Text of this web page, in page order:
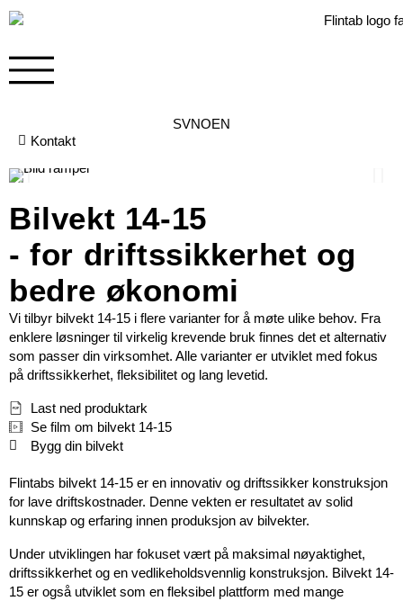
SVNOEN
Kontakt
Bilvekt 14-15
- for driftssikkerhet og
bedre økonomi
Vi tilbyr bilvekt 14-15 i flere varianter for å møte ulike behov. Fra
enklere løsninger til virkelig krevende bruk finnes det et alternativ
som passer din virksomhet. Alle varianter er utviklet med fokus
på driftssikkerhet, fleksibilitet og lang levetid.
Last ned produktark
Se film om bilvekt 14-15
Bygg din bilvekt
Flintabs bilvekt 14-15 er en innovativ og driftssikker konstruksjon
for lave driftskostnader. Denne vekten er resultatet av solid
kunnskap og erfaring innen produksjon av bilvekter.
Under utviklingen har fokuset vært på maksimal nøyaktighet,
driftssikkerhet og en vedlikeholdsvennlig konstruksjon. Bilvekt 14-
15 er også utviklet som en fleksibel plattform med mange